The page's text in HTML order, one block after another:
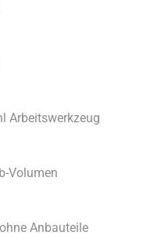
Arbeitswerkzeug
Volumen
Anbauteile